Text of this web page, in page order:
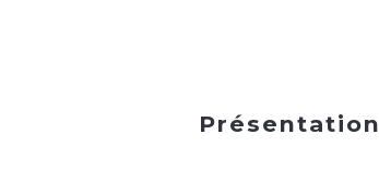
Présentation